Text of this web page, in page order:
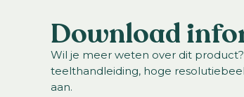
Download
Wil je meer weten over dit
teelthandleiding, hoge
aan.